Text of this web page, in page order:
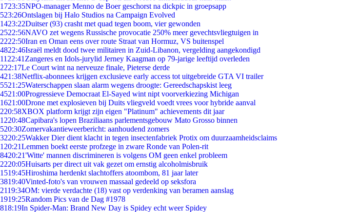
1723:35NPO-manager Menno de Boer geschorst na dickpic in groepsapp
523:26Ontslagen bij Halo Studios na Campaign Evolved
1423:22Duitser (93) crasht met quad tegen boom, vier gewonden
2522:56NAVO zet wegens Russische provocatie 250% meer gevechtsvliegtuigen in
2222:50Iran en Oman eens over route Straat van Hormuz, VS buitenspel
4822:46Israël meldt dood twee militairen in Zuid-Libanon, vergelding aangekondigd
11 22:41 Zangeres en Idols-jurylid Jerney Kaagman op 79-jarige leeftijd overleden
222:17Le Court wint na nerveuze finale, Pieterse derde
421:38Netflix-abonnees krijgen exclusieve early access tot uitgebreide GTA VI trailer
5521:25Waterschappen slaan alarm wegens droogte: Gereedschapskist leeg
4521:00Progressieve Democraat El-Sayed wint nipt voorverkiezing Michigan
1621:00Drone met explosieven bij Duits vliegveld voedt vrees voor hybride aanval
220:58XBOX platform krijgt zijn eigen "Platinum" achievements dit jaar
1220:48Capibara's lopen Braziliaans parlementsgebouw Mato Grosso binnen
520:30Zomervakantieweerbericht: aanhoudend zomers
3220:25Wakker Dier dient klacht in tegen insectenfabriek Protix om duurzaamheidsclaims
1 20:21Lemmen boekt eerste profzege in zware Ronde van Polen-rit
8420:21'Witte' mannen discrimineren is volgens OM geen enkel probleem
2220:05Huisarts per direct uit vak gezet om ernstig alcoholmisbruik
1519:45Hiroshima herdenkt slachtoffers atoombom, 81 jaar later
3819:40Vinted-foto's van vrouwen massaal gedeeld op seksfora
2119:34OM: vierde verdachte (18) vast op verdenking van beramen aanslag
1919:25Random Pics van de Dag #1978
818:19In Spider-Man: Brand New Day is Spidey echt weer Spidey